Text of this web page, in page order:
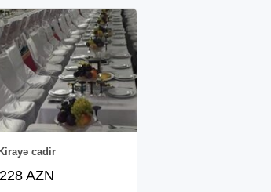
Kirayə cadir
228 AZN